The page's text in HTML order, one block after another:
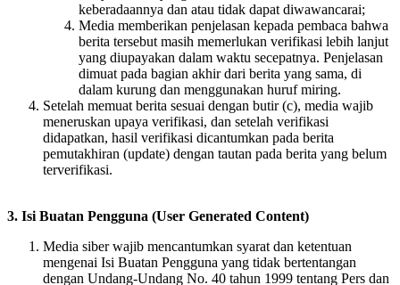
keberadaannya dan atau tidak dapat diwawancarai;
Media memberikan penjelasan kepada pembaca bahwa
berita tersebut masih memerlukan verifikasi lebih lanjut
yang diupayakan dalam waktu secepatnya. Penjelasan
dimuat pada bagian akhir dari berita yang sama, di
dalam kurung dan menggunakan huruf miring.
Setelah memuat berita sesuai dengan butir (c), media wajib
meneruskan upaya verifikasi, dan setelah verifikasi
didapatkan, hasil verifikasi dicantumkan pada berita
pemutakhiran (update) dengan tautan pada berita yang belum
terverifikasi.
3. Isi Buatan Pengguna (User Generated Content)
Media siber wajib mencantumkan syarat dan ketentuan
mengenai Isi Buatan Pengguna yang tidak bertentangan
dengan Undang-Undang No. 40 tahun 1999 tentang Pers dan